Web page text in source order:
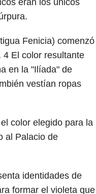
eran los únicos
Fenicia) comenzó
4El color resultante
en la "Ilíada" de
vestían ropas
color elegido para la
al Palacio de
identidades de
formar el violeta que